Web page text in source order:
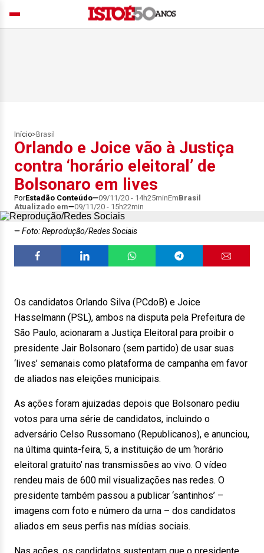
Início> Brasil
Orlando e Joice vão à Justiça
contra ‘horário eleitoral’ de
Bolsonaro em lives
PorEstadão Conteúdo 09/11/20 - 14h25minEmBrasil
Atualizado em
09/11/20 - 15h22min
Foto: Reprodução/Redes Sociais
Os candidatos Orlando Silva (PCdoB) e Joice
Hasselmann (PSL), ambos na disputa pela Prefeitura de
São Paulo, acionaram a Justiça Eleitoral para proibir o
presidente Jair Bolsonaro (sem partido) de usar suas
‘lives’ semanais como plataforma de campanha em favor
de aliados nas eleições municipais.
As ações foram ajuizadas depois que Bolsonaro pediu
votos para uma série de candidatos, incluindo o
adversário Celso Russomano (Republicanos), e anunciou,
na última quinta-feira, 5, a instituição de um ‘horário
eleitoral gratuito’ nas transmissões ao vivo. O vídeo
rendeu mais de 600 mil visualizações nas redes. O
presidente também passou a publicar ‘santinhos’ –
imagens com foto e número da urna – dos candidatos
aliados em seus perfis nas mídias sociais.